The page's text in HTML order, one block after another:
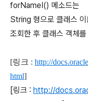
forNameI() 메소드는
String 형으로 클래스
조회한 후 클래스 객체
[링크 : http://
html]
[링크 : http://